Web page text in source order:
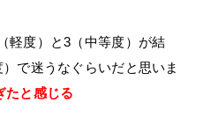
軽度）と3（中等度）が結
で迷うなぐらいだと思いま
と感じる